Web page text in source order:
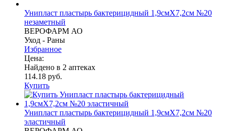
Унипласт пластырь бактерицидный 1,9смX7,2см №20
незаметный
ВЕРОФАРМ АО
Уход - Раны
Избранное
Цена:
Найдено в 2 аптеках
114.18 руб.
Купить
Унипласт пластырь бактерицидный 1,9смX7,2см №20
эластичный